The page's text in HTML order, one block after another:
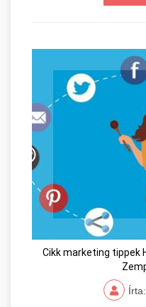
Cikk marketing tippek